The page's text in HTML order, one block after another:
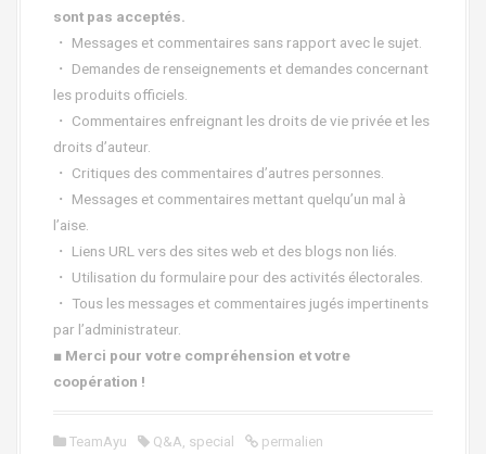
sont pas acceptés.
・ Messages et commentaires sans rapport avec le sujet.
・ Demandes de renseignements et demandes concernant
les produits officiels.
・ Commentaires enfreignant les droits de vie privée et les
droits d’auteur.
・ Critiques des commentaires d’autres personnes.
・ Messages et commentaires mettant quelqu’un mal à
l’aise.
・ Liens URL vers des sites web et des blogs non liés.
・ Utilisation du formulaire pour des activités électorales.
・ Tous les messages et commentaires jugés impertinents
par l’administrateur.
■ Merci pour votre compréhension et votre
coopération !
TeamAyu Q&A, special permalien